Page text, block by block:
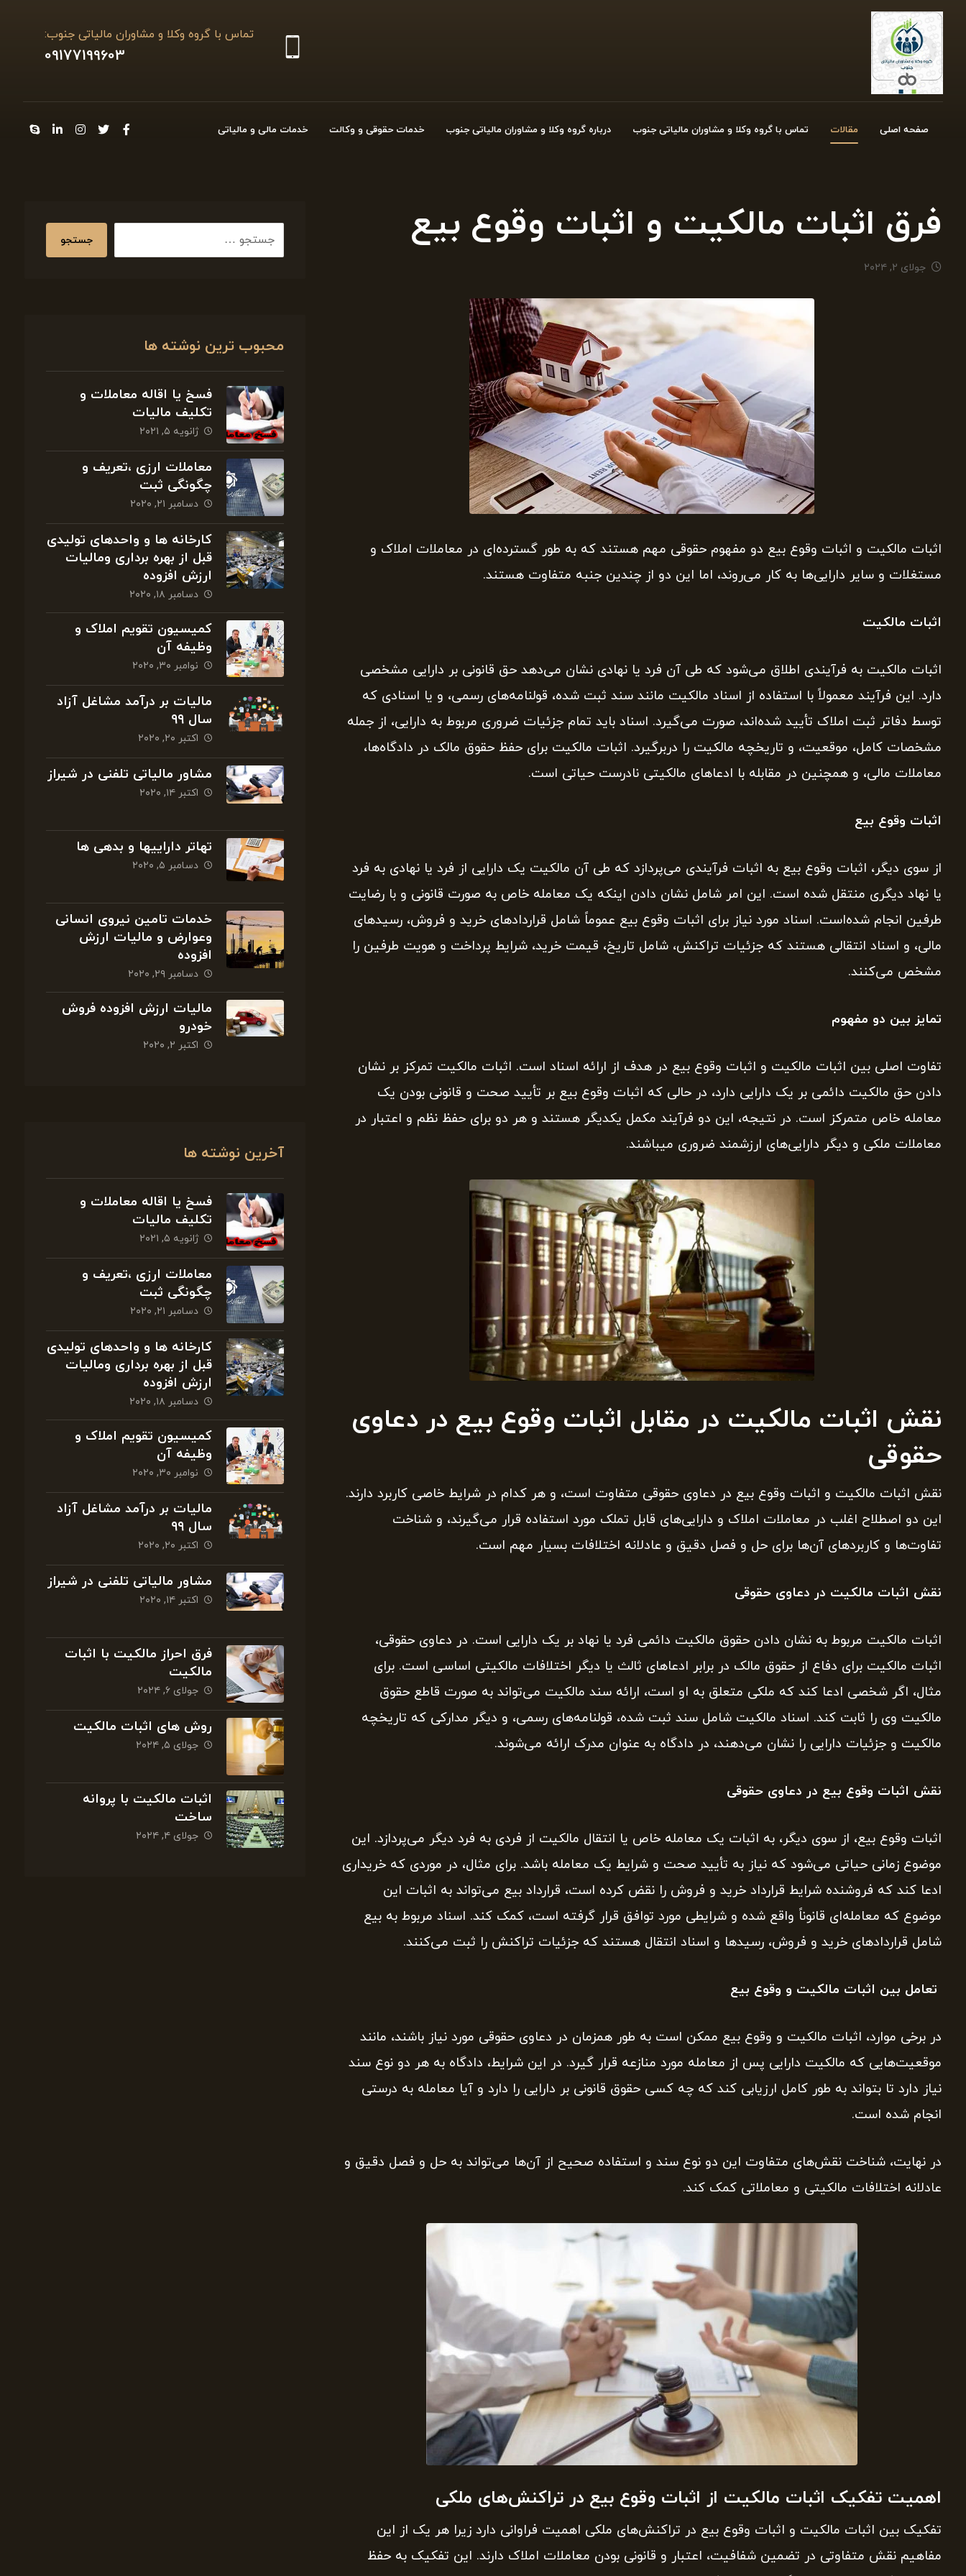
تماس با گروه وکلا و مشاوران مالیاتی جنوب:
09177199603
صفحه اصلی مقالات تماس با گروه وکلا و مشاوران مالیاتی جنوب درباره گروه وکلا و مشاوران مالیاتی جنوب خدمات حقوقی و وکالت خدمات مالی و مالیاتی
فرق اثبات مالکیت و اثبات وقوع بیع
جولای ۲, ۲۰۲۴
اثبات مالکیت و اثبات وقوع بیع دو مفهوم حقوقی مهم هستند که به طور گسترده‌ای در معاملات املاک و
مستغلات و سایر دارایی‌ها به کار می‌روند، اما این دو از چندین جنبه متفاوت هستند.
اثبات مالکیت
اثبات مالکیت به فرآیندی اطلاق می‌شود که طی آن فرد یا نهادی نشان می‌دهد حق قانونی بر دارایی مشخصی
دارد. این فرآیند معمولاً با استفاده از اسناد مالکیت مانند سند ثبت شده، قولنامه‌های رسمی، و یا اسنادی که
توسط دفاتر ثبت املاک تأیید شده‌اند، صورت می‌گیرد. اسناد باید تمام جزئیات ضروری مربوط به دارایی، از جمله
مشخصات کامل، موقعیت، و تاریخچه مالکیت را دربرگیرد. اثبات مالکیت برای حفظ حقوق مالک در دادگاه‌ها،
معاملات مالی، و همچنین در مقابله با ادعاهای مالکیتی نادرست حیاتی است.
اثبات وقوع بیع
از سوی دیگر، اثبات وقوع بیع به اثبات فرآیندی می‌پردازد که طی آن مالکیت یک دارایی از فرد یا نهادی به فرد
یا نهاد دیگری منتقل شده است. این امر شامل نشان دادن اینکه یک معامله خاص به صورت قانونی و با رضایت
طرفین انجام شده‌است. اسناد مورد نیاز برای اثبات وقوع بیع عموماً شامل قراردادهای خرید و فروش، رسیدهای
مالی، و اسناد انتقالی هستند که جزئیات تراکنش، شامل تاریخ، قیمت خرید، شرایط پرداخت و هویت طرفین را
مشخص می‌کنند.
تمایز بین دو مفهوم
تفاوت اصلی بین اثبات مالکیت و اثبات وقوع بیع در هدف از ارائه اسناد است. اثبات مالکیت تمرکز بر نشان
دادن حق مالکیت دائمی بر یک دارایی دارد، در حالی که اثبات وقوع بیع بر تأیید صحت و قانونی بودن یک
معامله خاص متمرکز است. در نتیجه، این دو فرآیند مکمل یکدیگر هستند و هر دو برای حفظ نظم و اعتبار در
معاملات ملکی و دیگر دارایی‌های ارزشمند ضروری میباشند.
نقش اثبات مالکیت در مقابل اثبات وقوع بیع در دعاوی
حقوقی
نقش اثبات مالکیت و اثبات وقوع بیع در دعاوی حقوقی متفاوت است، و هر کدام در شرایط خاصی کاربرد دارند.
این دو اصطلاح اغلب در معاملات املاک و دارایی‌های قابل تملک مورد استفاده قرار می‌گیرند، و شناخت
تفاوت‌ها و کاربردهای آن‌ها برای حل و فصل دقیق و عادلانه اختلافات بسیار مهم است.
نقش اثبات مالکیت در دعاوی حقوقی
اثبات مالکیت مربوط به نشان دادن حقوق مالکیت دائمی فرد یا نهاد بر یک دارایی است. در دعاوی حقوقی،
اثبات مالکیت برای دفاع از حقوق مالک در برابر ادعاهای ثالث یا دیگر اختلافات مالکیتی اساسی است. برای
مثال، اگر شخصی ادعا کند که ملکی متعلق به او است، ارائه سند مالکیت می‌تواند به صورت قاطع حقوق
مالکیت وی را ثابت کند. اسناد مالکیت شامل سند ثبت شده، قولنامه‌های رسمی، و دیگر مدارکی که تاریخچه
مالکیت و جزئیات دارایی را نشان می‌دهند، در دادگاه به عنوان مدرک ارائه می‌شوند.
نقش اثبات وقوع بیع در دعاوی حقوقی
اثبات وقوع بیع، از سوی دیگر، به اثبات یک معامله خاص یا انتقال مالکیت از فردی به فرد دیگر می‌پردازد. این
موضوع زمانی حیاتی می‌شود که نیاز به تأیید صحت و شرایط یک معامله باشد. برای مثال، در موردی که خریداری
ادعا کند که فروشنده شرایط قرارداد خرید و فروش را نقض کرده است، قرارداد بیع می‌تواند به اثبات این
موضوع که معامله‌ای قانوناً واقع شده و شرایطی مورد توافق قرار گرفته است، کمک کند. اسناد مربوط به بیع
شامل قراردادهای خرید و فروش، رسیدها و اسناد انتقال هستند که جزئیات تراکنش را ثبت می‌کنند.
تعامل بین اثبات مالکیت و وقوع بیع
در برخی موارد، اثبات مالکیت و وقوع بیع ممکن است به طور همزمان در دعاوی حقوقی مورد نیاز باشند، مانند
موقعیت‌هایی که مالکیت دارایی پس از معامله مورد منازعه قرار گیرد. در این شرایط، دادگاه به هر دو نوع سند
نیاز دارد تا بتواند به طور کامل ارزیابی کند که چه کسی حقوق قانونی بر دارایی را دارد و آیا معامله به درستی
انجام شده است.
در نهایت، شناخت نقش‌های متفاوت این دو نوع سند و استفاده صحیح از آن‌ها می‌تواند به حل و فصل دقیق و
عادلانه اختلافات مالکیتی و معاملاتی کمک کند.
اهمیت تفکیک اثبات مالکیت از اثبات وقوع بیع در تراکنش‌های ملکی
تفکیک بین اثبات مالکیت و اثبات وقوع بیع در تراکنش‌های ملکی اهمیت فراوانی دارد زیرا هر یک از این
مفاهیم نقش متفاوتی در تضمین شفافیت، اعتبار و قانونی بودن معاملات املاک دارند. این تفکیک به حفظ
جستجو
محبوب ترین نوشته ها
فسخ یا اقاله معاملات و
تکلیف مالیات
ژانویه ۵, ۲۰۲۱
معاملات ارزی ،تعریف و
چگونگی ثبت
دسامبر ۲۱, ۲۰۲۰
کارخانه ها و واحدهای تولیدی
قبل از بهره برداری ومالیات
ارزش افزوده
دسامبر ۱۸, ۲۰۲۰
کمیسیون تقویم املاک و
وظیفه آن
نوامبر ۳۰, ۲۰۲۰
مالیات بر درآمد مشاغل آزاد
سال ۹۹
اکتبر ۲۰, ۲۰۲۰
مشاور مالیاتی تلفنی در شیراز
اکتبر ۱۴, ۲۰۲۰
تهاتر داراییها و بدهی ها
دسامبر ۵, ۲۰۲۰
خدمات تامین نیروی انسانی
وعوارض و مالیات ارزش
افزوده
دسامبر ۲۹, ۲۰۲۰
مالیات ارزش افزوده فروش
خودرو
اکتبر ۲, ۲۰۲۰
آخرین نوشته ها
فسخ یا اقاله معاملات و
تکلیف مالیات
ژانویه ۵, ۲۰۲۱
معاملات ارزی ،تعریف و
چگونگی ثبت
دسامبر ۲۱, ۲۰۲۰
کارخانه ها و واحدهای تولیدی
قبل از بهره برداری ومالیات
ارزش افزوده
دسامبر ۱۸, ۲۰۲۰
کمیسیون تقویم املاک و
وظیفه آن
نوامبر ۳۰, ۲۰۲۰
مالیات بر درآمد مشاغل آزاد
سال ۹۹
اکتبر ۲۰, ۲۰۲۰
مشاور مالیاتی تلفنی در شیراز
اکتبر ۱۴, ۲۰۲۰
فرق احراز مالکیت با اثبات
مالکیت
جولای ۶, ۲۰۲۴
روش های اثبات مالکیت
جولای ۵, ۲۰۲۴
اثبات مالکیت با پروانه
ساخت
جولای ۴, ۲۰۲۴